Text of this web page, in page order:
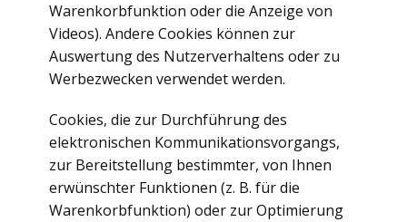
Warenkorbfunktion oder die Anzeige von
Videos). Andere Cookies können zur
Auswertung des Nutzerverhaltens oder zu
Werbezwecken verwendet werden.
Cookies, die zur Durchführung des
elektronischen Kommunikationsvorgangs,
zur Bereitstellung bestimmter, von Ihnen
erwünschter Funktionen (z. B. für die
Warenkorbfunktion) oder zur Optimierung